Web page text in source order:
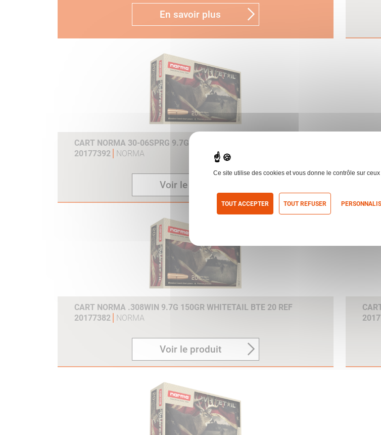
En savoir plus
CART NORMA 30-06SPRG 9.7G 150GR WHITETAIL BTE 20 REF
20177392
NORMA
Voir le produit
CART NORMA .308WIN 9.7G 150GR WHITETAIL BTE 20 REF
20177382
NORMA
Voir le produit
Ce site utilise des cookies et vous donne le contrôle sur
TOUT ACCEPTER TOUT REFUSER